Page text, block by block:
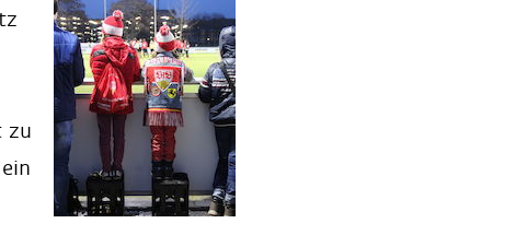
zu